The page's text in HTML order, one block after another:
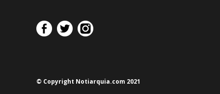
© Copyright Notiarquia.com 2021